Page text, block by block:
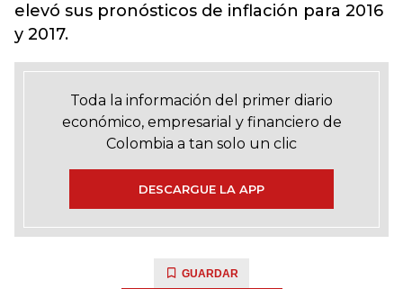
elevó sus pronósticos de inflación para 2016
y 2017.
Toda la información del primer diario
económico, empresarial y financiero de
Colombia a tan solo un clic
DESCARGUE LA APP
GUARDAR